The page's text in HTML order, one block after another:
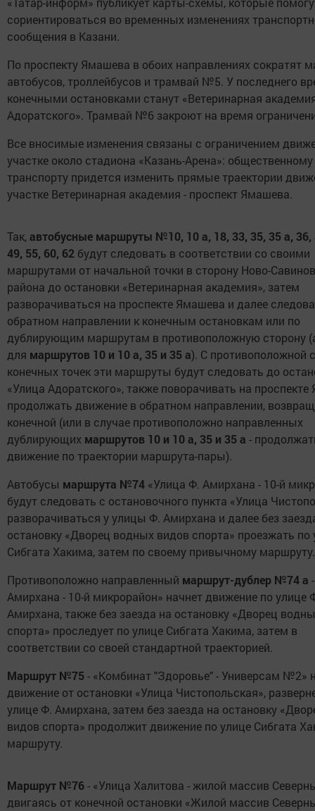
сориентироваться во временных изменениях
сообщения в Казани.
По проспекту Ямашева в обоих направлениях сократят
автобусов, троллейбусов и трамвай №5. У последнего
конечными остановками станут «Ветеринарная
Адоратского». Трамвай №6 закроют на время
Все вносимые изменения связаны с ограничением
участке около стадиона «Казань-Арена»: общественному
транспорту придется изменить прямые траектории
участке Ветеринарная академия - проспект Ямашева.
Так,автобусные маршруты №10, 10 а, 18, 33, 35, 35 а, 36,
49, 55, 60, 62 будут следовать в соответствии со своими
маршрутами от начальной точки в сторону Ново-
района до остановки «Ветеринарная академия», затем
разворачиваться на проспекте Ямашева и далее
обратном направлении к конечным остановкам или по
дублирующим маршрутам в противоположную сторону
для маршрутов 10 и 10 а, 35 и 35 а). С противоположной
конечных точек эти маршруты будут следовать до
«Улица Адоратского», также поворачивать на
продолжать движение в обратном направлении,
конечной (или в случае противоположно направленных
дублирующих маршрутов 10 и 10 а, 35 и 35 а -
движение по траектории маршрута-пары).
Автобусы маршрута №74 «Улица Ф. Амирхана - 10-й
будут следовать с остановочного пункта «Улица
разворачиваться у улицы Ф. Амирхана и далее без
остановку «Дворец водных видов спорта» проезжать по
Сибгата Хакима, затем по своему привычному маршруту.
Противоположно направленный маршрут-дублер №74 а
Амирхана - 10-й микрорайон» начнет движение по улице
Амирхана, также без заезда на остановку «Дворец
спорта» проследует по улице Сибгата Хакима, затем в
соответствии со своей стандартной траекторией.
Маршрут №75 - «Комбинат "Здоровье" - Универсам №2»
движение от остановки «Улица Чистопольская»,
улице Ф. Амирхана, затем без заезда на остановку
видов спорта» продолжит движение по улице Сибгата
маршруту.
Маршрут №76- «Улица Халитова - жилой массив
двигаясь от конечной остановки «Жилой массив